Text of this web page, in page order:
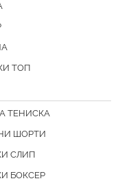
ТОП
ТЕНИСКА
ШОРТИ
СЛИП
БОКСЕР